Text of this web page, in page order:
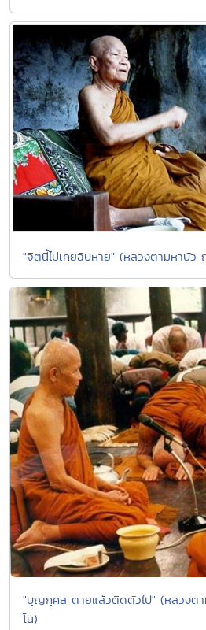
"จิตนี้ไม่เคยฉิบหาย" (หลวงตามหาบั
"บุญกุศล ตายแล้วติดตัวไป" (หลวง
โน)